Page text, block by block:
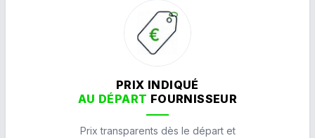
PRIX INDIQUÉ
AU DÉPART FOURNISSEUR
Prix transparents dès le départ et